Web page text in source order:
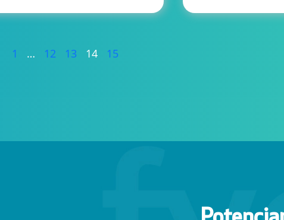
1 … 12 13 14 15